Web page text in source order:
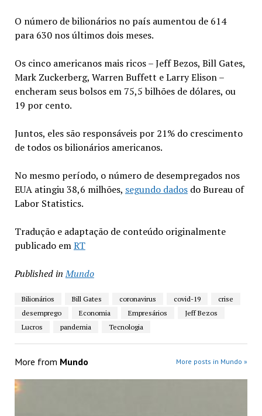
O número de bilionários no país aumentou de 614
para 630 nos últimos dois meses.
Os cinco americanos mais ricos – Jeff Bezos, Bill Gates,
Mark Zuckerberg, Warren Buffett e Larry Elison –
encheram seus bolsos em 75,5 bilhões de dólares, ou
19 por cento.
Juntos, eles são responsáveis por 21% do crescimento
de todos os bilionários americanos.
No mesmo período, o número de desempregados nos
EUA atingiu 38,6 milhões, segundo dadosdo Bureau of
Labor Statistics.
Tradução e adaptação de conteúdo originalmente
publicado emRT
Published in Mundo
Bilionários Bill Gates coronavirus covid-19
crise
desemprego
Economia Empresários
Jeff Bezos
Lucros
pandemia Tecnologia
More from Mundo More posts in Mundo »